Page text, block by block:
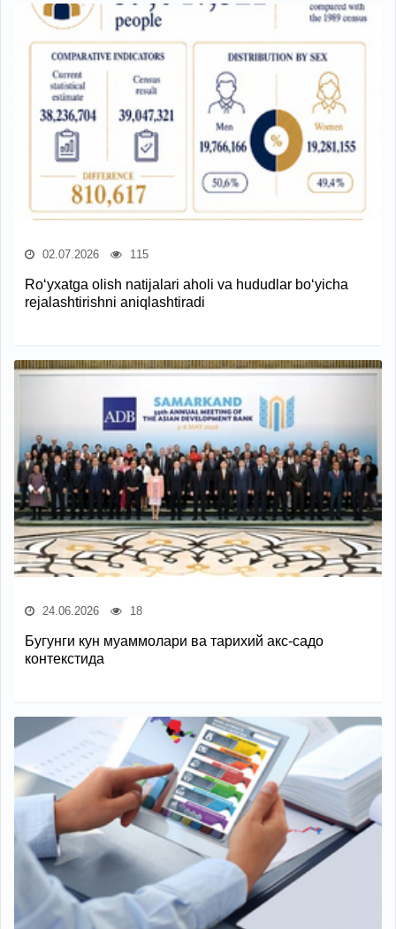
02.07.2026 115
Ro‘yxatga olish natijalari aholi va hududlar bo‘yicha
rejalashtirishni aniqlashtiradi
24.06.2026 18
Бугунги кун муаммолари ва тарихий акс-садо
контекстида